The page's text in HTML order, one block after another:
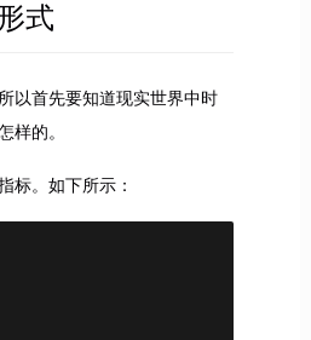
式
以首先要知道现实世界中时
样的。
标。如下所示：